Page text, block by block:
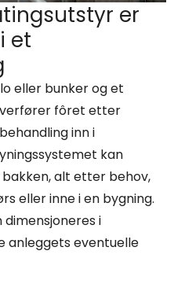
er
et
eller bunker og et
fôret etter
inn i
kan
alt etter behov,
eller inne i en bygning.
i
anleggets eventuelle